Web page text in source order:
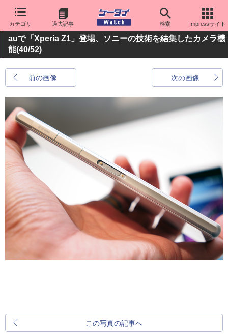
カテゴリ 過去記事 検索 Impressサイト
auで「Xperia Z1」登場、ソニーの技術を結集したカメラ機
能(40/52)
前の画像 次の画像
この写真の記事へ